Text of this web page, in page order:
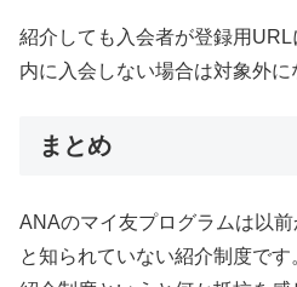
紹介しても入会者が登録用
内に入会しない場合は対象外に
まとめ
ANAのマイ友プログラムは以
と知られていない紹介制度です